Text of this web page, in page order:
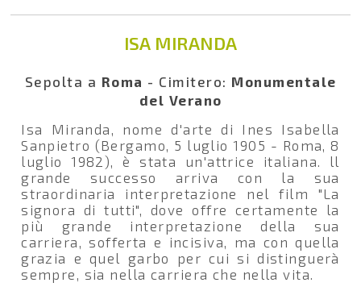
ISA MIRANDA
Sepolta a Roma - Cimitero: Monumentale
del Verano
Isa Miranda, nome d'arte di Ines Isabella
Sanpietro (Bergamo, 5 luglio 1905 - Roma, 8
luglio 1982), è stata un'attrice italiana. ll
grande successo arriva con la sua
straordinaria interpretazione nel film "La
signora di tutti", dove offre certamente la
più grande interpretazione della sua
carriera, sofferta e incisiva, ma con quella
grazia e quel garbo per cui si distinguerà
sempre, sia nella carriera che nella vita.